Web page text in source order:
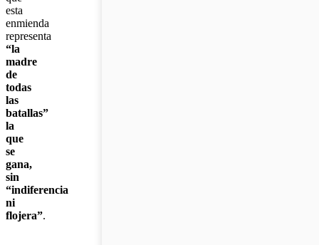
esta
enmienda
representa
“la
madre
de
todas
las
batallas”
la
que
se
gana,
sin
“indiferencia
ni
flojera”.